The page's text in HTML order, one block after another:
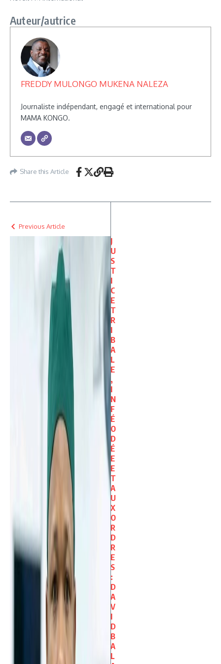
Auteur/autrice
FREDDY MULONGO MUKENA NALEZA
Journaliste indépendant, engagé et international pour
MAMA KONGO.
Share this Article
Previous Article
J
U
S
T
I
C
E
T
R
I
B
A
L
E
,
I
N
F
É
O
D
É
E
E
T
A
U
X
O
R
D
R
E
S
:
D
A
V
I
D
B
A
L